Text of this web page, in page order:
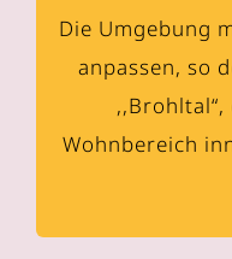
Die Umgebung
anpassen, so
Wohnbereich